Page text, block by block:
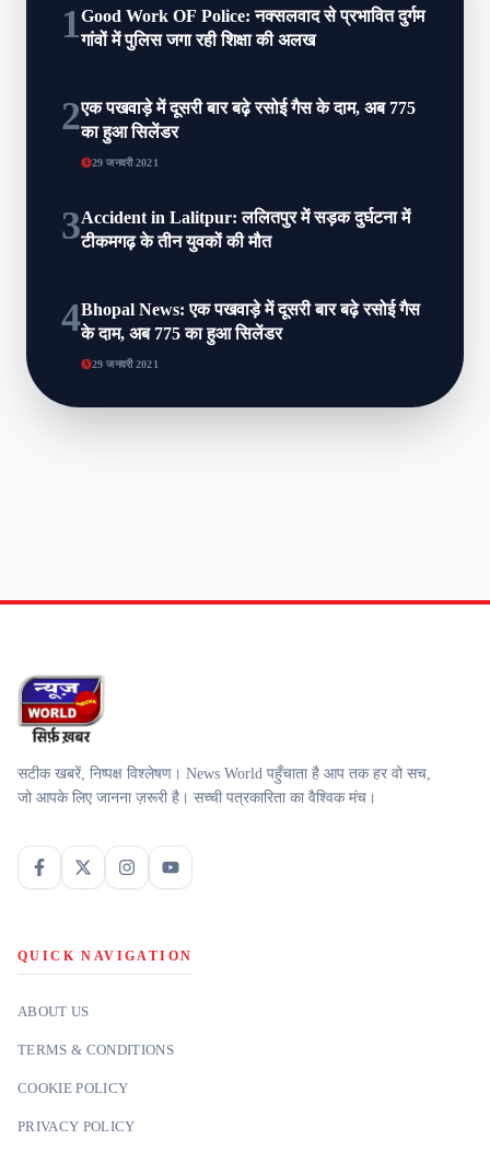
1Good Work OF Police: नक्सलवाद से प्रभावित दुर्गम
गांवों में पुलिस जगा रही शिक्षा की अलख
2एक पखवाड़े में दूसरी बार बढ़े रसोई गैस के दाम, अब 775
का हुआ सिलेंडर
29 जनवरी 2021
3Accident in Lalitpur: ललितपुर में सड़क दुर्घटना में
टीकमगढ़ के तीन युवकों की मौत
4Bhopal News: एक पखवाड़े में दूसरी बार बढ़े रसोई गैस
के दाम, अब 775 का हुआ सिलेंडर
29 जनवरी 2021
सटीक खबरें, निष्पक्ष विश्लेषण। News World पहुँचाता है आप तक हर वो सच,
जो आपके लिए जानना ज़रूरी है। सच्ची पत्रकारिता का वैश्विक मंच।
QUICK NAVIGATION
ABOUT US
TERMS & CONDITIONS
COOKIE POLICY
PRIVACY POLICY